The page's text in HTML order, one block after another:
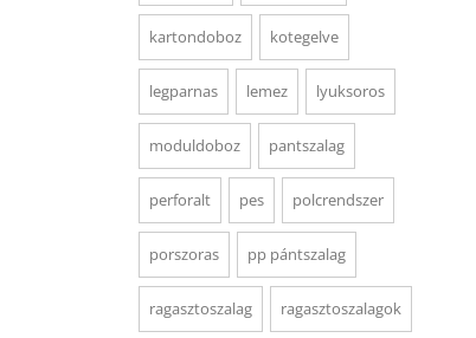
kartondoboz kotegelve
legparnas lemez lyuksoros
moduldoboz pantszalag
perforalt pes polcrendszer
porszoras pp pántszalag
ragasztoszalag ragasztoszalagok